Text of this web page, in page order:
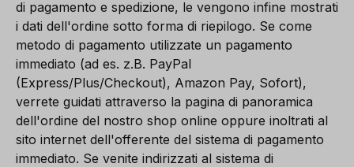
di pagamento e spedizione, le vengono infine mostrati
i dati dell'ordine sotto forma di riepilogo. Se come
metodo di pagamento utilizzate un pagamento
immediato (ad es. z.B. PayPal
(Express/Plus/Checkout), Amazon Pay, Sofort),
verrete guidati attraverso la pagina di panoramica
dell'ordine del nostro shop online oppure inoltrati al
sito internet dell'offerente del sistema di pagamento
immediato. Se venite indirizzati al sistema di